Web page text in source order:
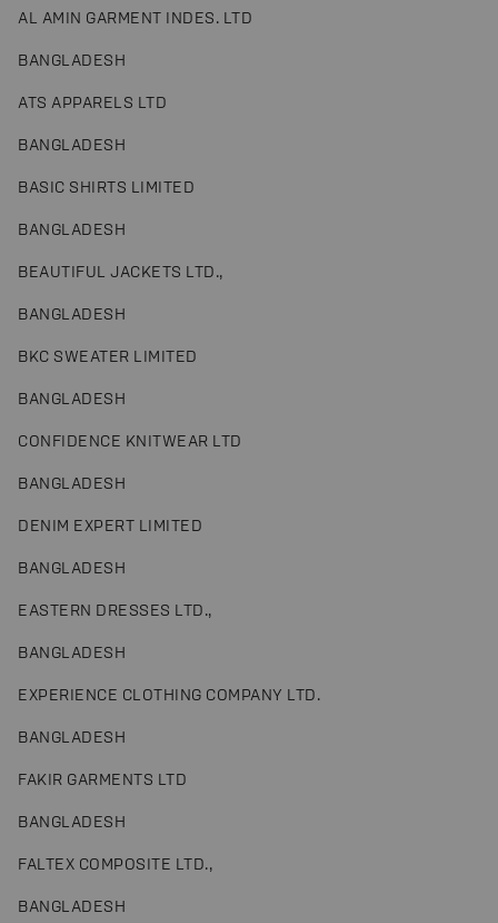
AL AMIN GARMENT INDES. LTD
BANGLADESH
ATS APPARELS LTD
BANGLADESH
BASIC SHIRTS LIMITED
BANGLADESH
BEAUTIFUL JACKETS LTD.,
BANGLADESH
BKC SWEATER LIMITED
BANGLADESH
CONFIDENCE KNITWEAR LTD
BANGLADESH
DENIM EXPERT LIMITED
BANGLADESH
EASTERN DRESSES LTD.,
BANGLADESH
EXPERIENCE CLOTHING COMPANY LTD.
BANGLADESH
FAKIR GARMENTS LTD
BANGLADESH
FALTEX COMPOSITE LTD.,
BANGLADESH